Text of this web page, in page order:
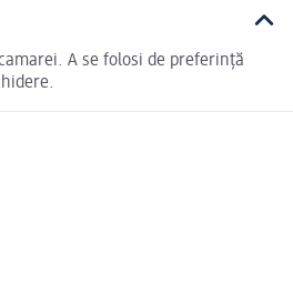
A se folosi de preferință